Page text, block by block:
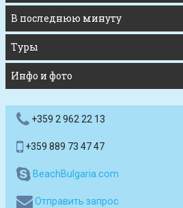
В последнюю минуту
Туры
Инфо и фото
+359 2 962 22 13
+359 889 73 47 47
BeachBulgaria.com
Отправить запрос